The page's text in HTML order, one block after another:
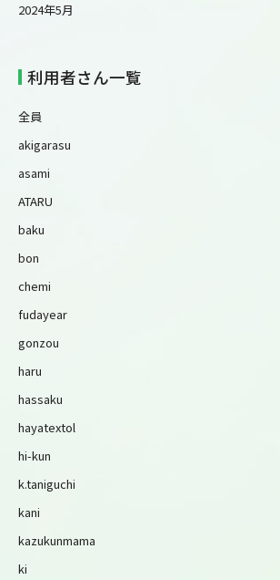
2024年5月
利用者さん一覧
全員
akigarasu
asami
ATARU
baku
bon
chemi
fudayear
gonzou
haru
hassaku
hayatextol
hi-kun
k.taniguchi
kani
kazukunmama
ki